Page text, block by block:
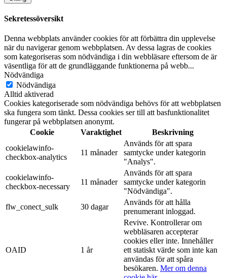
Sekretessöversikt
Denna webbplats använder cookies för att förbättra din upplevelse
när du navigerar genom webbplatsen. Av dessa lagras de cookies
som kategoriseras som nödvändiga i din webbläsare eftersom de är
väsentliga för att de grundläggande funktionerna på webb...
Nödvändiga
Nödvändiga
Alltid aktiverad
Cookies kategoriserade som nödvändiga behövs för att webbplatsen
ska fungera som tänkt. Dessa cookies ser till att basfunktionalitet
fungerar på webbplatsen anonymt.
Cookie
Varaktighet
Beskrivning
cookielawinfo-
checkbox-analytics
11 månader
Används för att spara
samtycke under kategorin
"Analys".
cookielawinfo-
checkbox-necessary
11 månader
Används för att spara
samtycke under kategorin
"Nödvändiga".
flw_conect_sulk
30 dagar
Används för att hålla
prenumerant inloggad.
OAID 1 år
Revive. Kontrollerar om
webbläsaren accepterar
cookies eller inte. Innehåller
ett statiskt värde som inte kan
användas för att spåra
besökaren. Mer om denna